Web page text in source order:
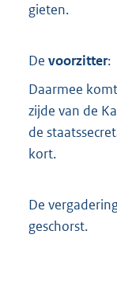
gieten.
De voorzitter:
Daarmee
zijde van de
de
kort.
De
geschorst.